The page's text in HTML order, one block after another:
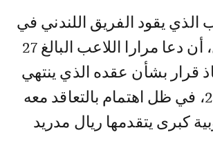
موسمه الأول، أن دعا مرارا اللاعب البالغ 27
قرار بشأن عقده الذي ينتهي
في يونيو 2020، في ظل اهتمام بالتعاقد معه
كبرى يتقدمها ريال مدريد